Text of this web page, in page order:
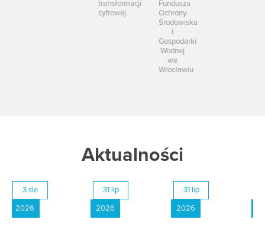
transformacji
cyfrowej
Funduszu
Ochrony
Środowiska
Gospodarki
Wodnej
we
Wrocławiu
Aktualności
3 sie
2026
31 lip
2026
31 lip
2026